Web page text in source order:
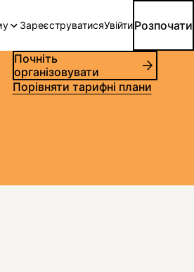
ЗареєструватисяУвійтиРозпочати
Почніть
організовувати
Порівняти тарифні плани